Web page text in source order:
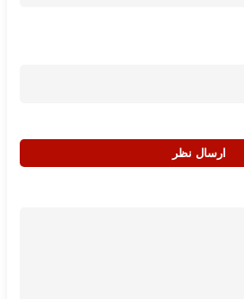
ارسال نظر